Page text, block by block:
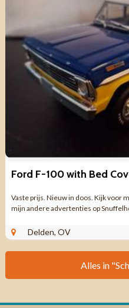
Vaste prijs. Nieuw in doos. Kijk voor
mijn andere advertenties op
Delden, OV
Alles in